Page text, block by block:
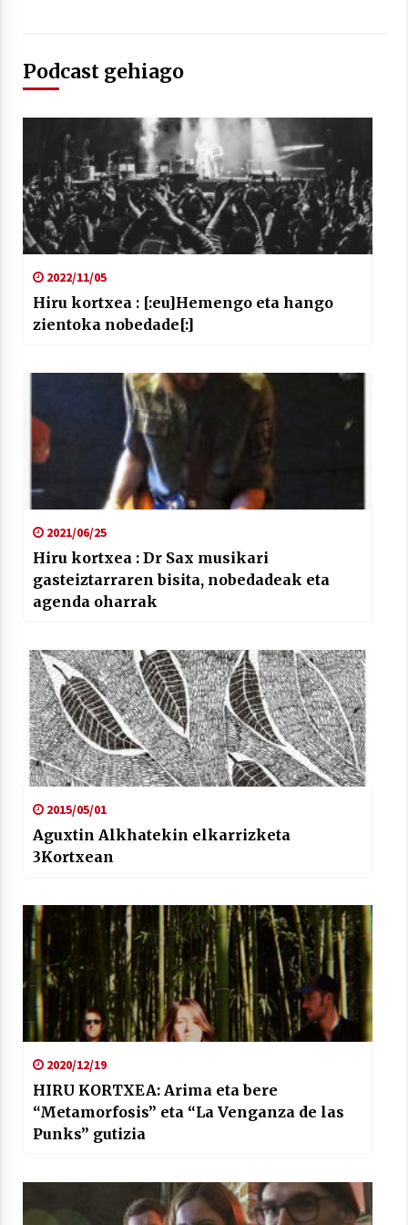
Arrosaren 20 urteez
2021/07/06
Hala Bedi irratiko Hizpidea saioan
Arrosaren 20 urteez
2021/07/03
EHZtik
2021/07/01
Arrosaren laburpen bideoa Hamaika
Telebistaren eskutik
2021/06/30
Podcast gehiago
2022/11/05
Hiru kortxea : [:eu]Hemengo eta hango
zientoka nobedade[:]
2021/06/25
Hiru kortxea : Dr Sax musikari
gasteiztarraren bisita, nobedadeak eta
agenda oharrak
2015/05/01
Aguxtin Alkhatekin elkarrizketa
3Kortxean
2020/12/19
HIRU KORTXEA: Arima eta bere
“Metamorfosis” eta “La Venganza de las
Punks” gutizia